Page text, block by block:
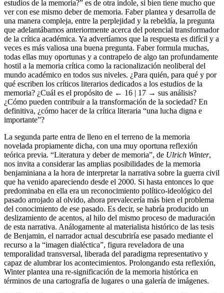
estudios de la memoria?” es de otra índole, si bien tiene mucho que
ver con ese mismo deber de memoria. Faber plantea y desarrolla de
una manera compleja, entre la perplejidad y la rebeldía, la pregunta
que adelantábamos anteriormente acerca del potencial transformador
de la crítica académica. Ya advertíamos que la respuesta es difícil y a
veces es más valiosa una buena pregunta. Faber formula muchas,
todas ellas muy oportunas y a contrapelo de algo tan profundamente
hostil a la memoria crítica como la racionalización neoliberal del
mundo académico en todos sus niveles. ¿Para quién, para qué y por
qué escriben los críticos literarios dedicados a los estudios de la
memoria? ¿Cuál es el propósito de ← 16 | 17 → sus análisis?
¿Cómo pueden contribuir a la transformación de la sociedad? En
definitiva, ¿cómo hacer de la crítica literaria “una lucha digna e
importante”?
La segunda parte entra de lleno en el terreno de la memoria
novelada propiamente dicha, con una muy oportuna reflexión
teórica previa. “Literatura y deber de memoria”, de Ulrich Winter,
nos invita a considerar las amplias posibilidades de la memoria
benjaminiana a la hora de interpretar la narrativa sobre la guerra civil
que ha venido apareciendo desde el 2000. Si hasta entonces lo que
predominaba en ella era un reconocimiento político-ideológico del
pasado arrojado al olvido, ahora prevalecería más bien el problema
del conocimiento de ese pasado. Es decir, se habría producido un
deslizamiento de acentos, al hilo del mismo proceso de maduración
de esta narrativa. Análogamente al materialista histórico de las tesis
de Benjamin, el narrador actual descubriría ese pasado mediante el
recurso a la “imagen dialéctica”, figura reveladora de una
temporalidad transversal, liberada del paradigma representativo y
capaz de alumbrar los acontecimientos. Prolongando esta reflexión,
Winter plantea una re-significación de la memoria histórica en
términos de una cartografía de lugares o una galería de imágenes.